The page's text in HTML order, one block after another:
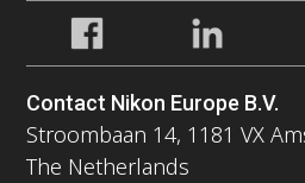
Contact Nikon Europe B.V.
Stroombaan 14, 1181 VX
The Netherlands